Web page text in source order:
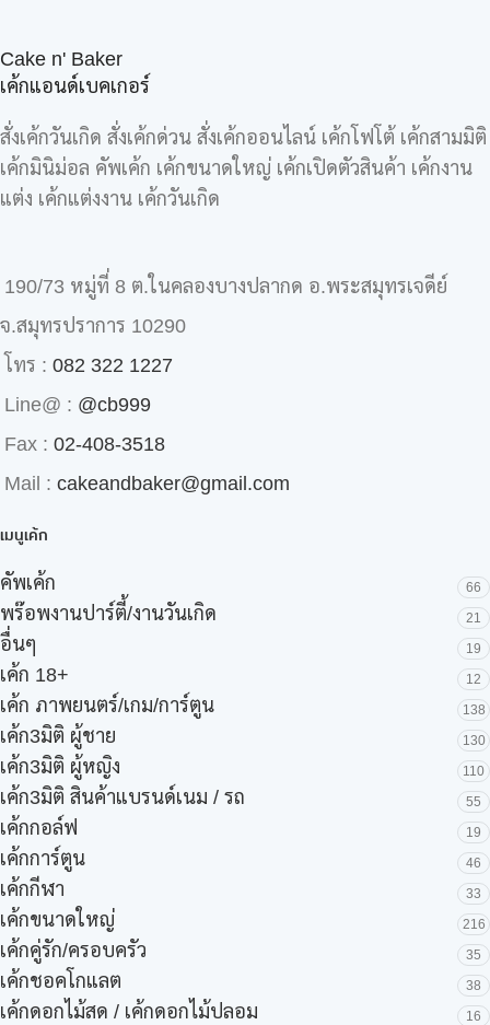
Cake n' Baker
เค้กแอนด์เบคเกอร์
สั่งเค้กวันเกิด สั่งเค้กด่วน สั่งเค้กออนไลน์ เค้กโฟโต้ เค้กสามมิติ
เค้กมินิม่อล คัพเค้ก เค้กขนาดใหญ่ เค้กเปิดตัวสินค้า เค้กงาน
แต่ง เค้กแต่งงาน เค้กวันเกิด
190/73 หมู่ที่ 8 ต.ในคลองบางปลากด อ.พระสมุทรเจดีย์
จ.สมุทรปราการ 10290
โทร : 082 322 1227
Line@ : @cb999
Fax : 02-408-3518
Mail : cakeandbaker@gmail.com
เมนูเค้ก
คัพเค้ก 66
พร๊อพงานปาร์ตี้/งานวันเกิด 21
อื่นๆ 19
เค้ก 18+ 12
เค้ก ภาพยนตร์/เกม/การ์ตูน 138
เค้ก3มิติ ผู้ชาย 130
เค้ก3มิติ ผู้หญิง 110
เค้ก3มิติ สินค้าแบรนด์เนม / รถ 55
เค้กกอล์ฟ 19
เค้กการ์ตูน 46
เค้กกีฬา 33
เค้กขนาดใหญ่ 216
เค้กคู่รัก/ครอบครัว 35
เค้กชอคโกแลต 38
เค้กดอกไม้สด / เค้กดอกไม้ปลอม 16